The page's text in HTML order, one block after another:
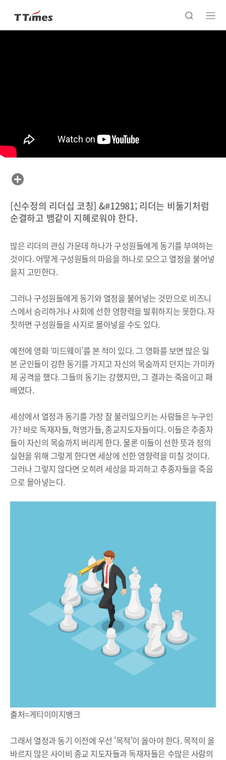
[신수정의 리더십 코칭] &#12981; 리더는 비둘기처럼
순결하고 뱀같이 지혜로워야 한다.
많은 리더의 관심 가운데 하나가 구성원들에게 동기를 부여하는
것이다. 어떻게 구성원들의 마음을 하나로 모으고 열정을 불어넣
을지 고민한다.
그러나 구성원들에게 동기와 열정을 불어넣는 것만으로 비즈니
스에서 승리하거나 사회에 선한 영향력을 발휘하지는 못한다. 자
칫하면 구성원들을 사지로 몰아넣을 수도 있다.
예전에 영화 ‘미드웨이’를 본 적이 있다. 그 영화를 보면 많은 일
본 군인들이 강한 동기를 가지고 자신의 목숨까지 던지는 가미카
제 공격을 했다. 그들의 동기는 강했지만, 그 결과는 죽음이고 패
배였다.
세상에서 열정과 동기를 가장 잘 불러일으키는 사람들은 누구인
가? 바로 독재자들, 혁명가들, 종교지도자들이다. 이들은 추종자
들이 자신의 목숨까지 버리게 한다. 물론 이들이 선한 뜻과 정의
실현을 위해 그렇게 한다면 세상에 선한 영향력을 미칠 것이다.
그러나 그렇지 않다면 오히려 세상을 파괴하고 추종자들을 죽음
으로 몰아넣는다.
출처=게티이미지뱅크
그래서 열정과 동기 이전에 우선 '목적'이 옳아야 한다. 목적이 올
바르지 않은 사이비 종교 지도자들과 독재자들은 수많은 사람의